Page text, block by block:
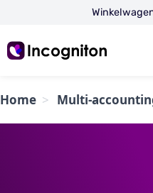
Home Multi-